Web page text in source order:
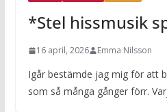
*Stel hissmusik
16 april, 2026 Emma Nilsson
Igår bestämde jag mig för att
som så många gånger förr.